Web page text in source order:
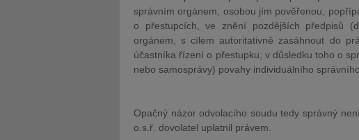
správním orgánem, osobou jím pověřenou,
o přestupcích, ve znění pozdějších předpisů
orgánem, s cílem autoritativně zasáhnout do
účastníka řízení o přestupku; v důsledku toho o
nebo samosprávy) povahy individuálního
Opačný názor odvolacího soudu tedy správný
o.s.ř. dovolatel uplatnil právem.